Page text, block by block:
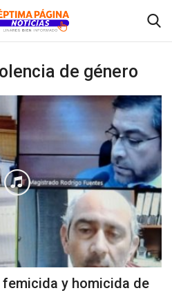
de género
femicida y homicida de